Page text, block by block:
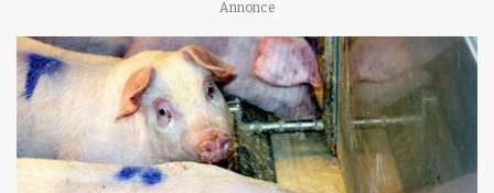
Annonce